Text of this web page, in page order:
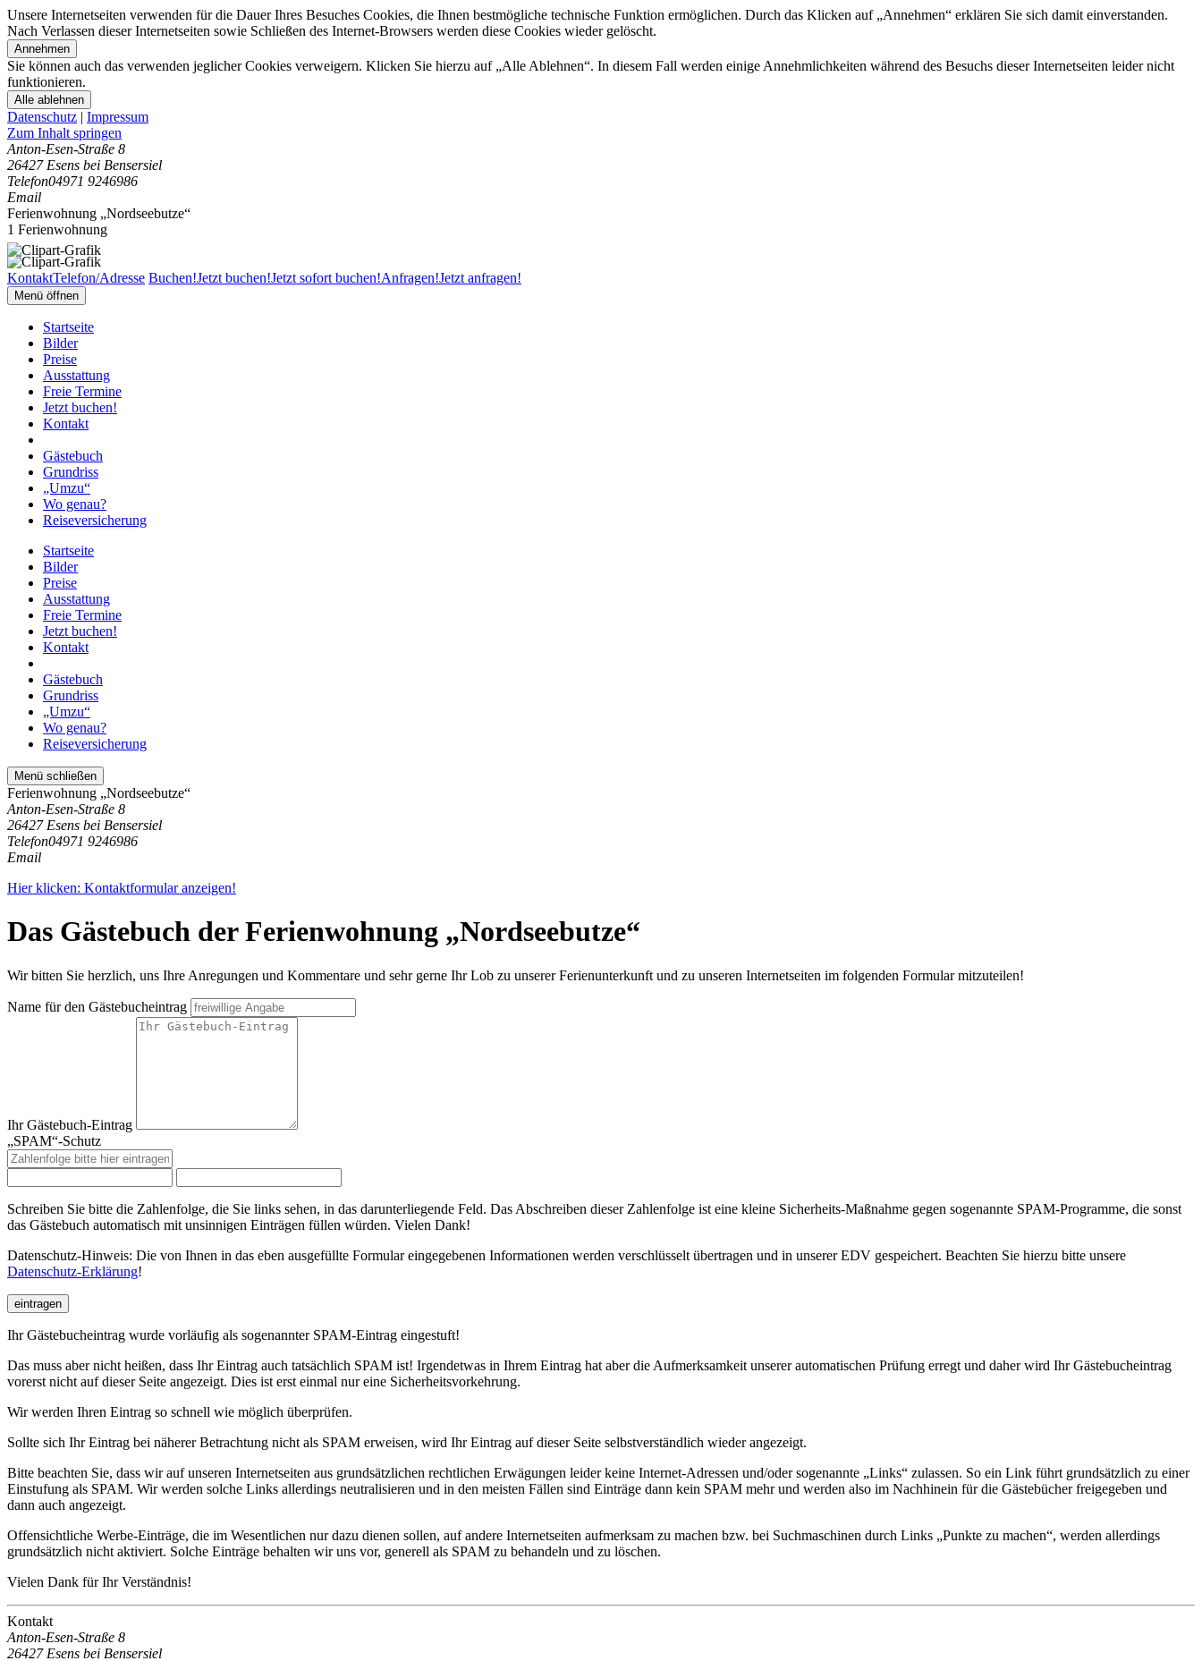
Unsere Internetseiten verwenden für die Dauer Ihres Besuches Cookies, die Ihnen bestmögliche technische Funktion ermöglichen. Durch das Klicken auf „Annehmen“ erklären Sie sich damit einverstanden.
Nach Verlassen dieser Internetseiten sowie Schließen des Internet-Browsers werden diese Cookies wieder gelöscht.
Annehmen
Sie können auch das verwenden jeglicher Cookies verweigern. Klicken Sie hierzu auf „Alle Ablehnen“. In diesem Fall werden einige Annehmlichkeiten während des Besuchs dieser Internetseiten leider nicht
funktionieren.
Alle ablehnen
Datenschutz | Impressum
Zum Inhalt springen
Anton-Esen-Straße 8
26427 Esens bei Bensersiel
Telefon04971 9246986
Email
Ferienwohnung „Nordseebutze“
1 Ferienwohnung
KontaktTelefon/Adresse Buchen!Jetzt buchen!Jetzt sofort buchen!Anfragen!Jetzt anfragen!
Menü öffnen
Startseite
Bilder
Preise
Ausstattung
Freie Termine
Jetzt buchen!
Kontakt
Gästebuch
Grundriss
„Umzu“
Wo genau?
Reiseversicherung
Startseite
Bilder
Preise
Ausstattung
Freie Termine
Jetzt buchen!
Kontakt
Gästebuch
Grundriss
„Umzu“
Wo genau?
Reiseversicherung
Menü schließen
Ferienwohnung „Nordseebutze“
Anton-Esen-Straße 8
26427 Esens bei Bensersiel
Telefon04971 9246986
Email
Hier klicken: Kontaktformular anzeigen!
Das Gästebuch der Ferienwohnung „Nordseebutze“
Wir bitten Sie herzlich, uns Ihre Anregungen und Kommentare und sehr gerne Ihr Lob zu unserer Ferienunterkunft und zu unseren Internetseiten im folgenden Formular mitzuteilen!
Name für den Gästebucheintrag
Ihr Gästebuch-Eintrag
„SPAM“-Schutz
Schreiben Sie bitte die Zahlenfolge, die Sie links sehen, in das darunterliegende Feld. Das Abschreiben dieser Zahlenfolge ist eine kleine Sicherheits-Maßnahme gegen sogenannte SPAM-Programme, die sonst
das Gästebuch automatisch mit unsinnigen Einträgen füllen würden. Vielen Dank!
Datenschutz-Hinweis: Die von Ihnen in das eben ausgefüllte Formular eingegebenen Informationen werden verschlüsselt übertragen und in unserer EDV gespeichert. Beachten Sie hierzu bitte unsere
Datenschutz-Erklärung!
eintragen
Ihr Gästebucheintrag wurde vorläufig als sogenannter SPAM-Eintrag eingestuft!
Das muss aber nicht heißen, dass Ihr Eintrag auch tatsächlich SPAM ist! Irgendetwas in Ihrem Eintrag hat aber die Aufmerksamkeit unserer automatischen Prüfung erregt und daher wird Ihr Gästebucheintrag
vorerst nicht auf dieser Seite angezeigt. Dies ist erst einmal nur eine Sicherheitsvorkehrung.
Wir werden Ihren Eintrag so schnell wie möglich überprüfen.
Sollte sich Ihr Eintrag bei näherer Betrachtung nicht als SPAM erweisen, wird Ihr Eintrag auf dieser Seite selbstverständlich wieder angezeigt.
Bitte beachten Sie, dass wir auf unseren Internetseiten aus grundsätzlichen rechtlichen Erwägungen leider keine Internet-Adressen und/oder sogenannte „Links“ zulassen. So ein Link führt grundsätzlich zu einer
Einstufung als SPAM. Wir werden solche Links allerdings neutralisieren und in den meisten Fällen sind Einträge dann kein SPAM mehr und werden also im Nachhinein für die Gästebücher freigegeben und
dann auch angezeigt.
Offensichtliche Werbe-Einträge, die im Wesentlichen nur dazu dienen sollen, auf andere Internetseiten aufmerksam zu machen bzw. bei Suchmaschinen durch Links „Punkte zu machen“, werden allerdings
grundsätzlich nicht aktiviert. Solche Einträge behalten wir uns vor, generell als SPAM zu behandeln und zu löschen.
Vielen Dank für Ihr Verständnis!
Kontakt
Anton-Esen-Straße 8
26427 Esens bei Bensersiel